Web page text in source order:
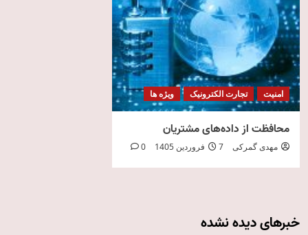
امنیت تجارت الکترونیک ویژه ها
محافظت از داده‌های مشتریان
مهدی گمرکی 7 فروردین 1405 0
خبرهای دیده نشده